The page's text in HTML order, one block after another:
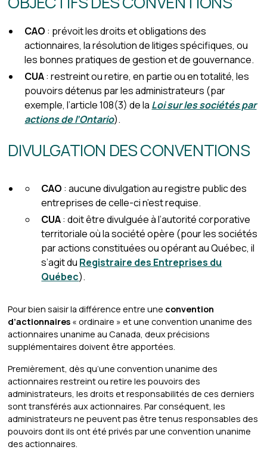
CAO : prévoit les droits et obligations des
actionnaires, la résolution de litiges spécifiques, ou
les bonnes pratiques de gestion et de gouvernance.
CUA: restreint ou retire, en partie ou en totalité, les
pouvoirs détenus par les administrateurs (par
exemple, l’article 108(3) de la Loi sur les sociétés par
actions de l’Ontario).
DIVULGATION DES CONVENTIONS
CAO : aucune divulgation au registre public des
entreprises de celle-ci n’est requise.
CUA: doit être divulguée à l’autorité corporative
territoriale où la société opère (pour les sociétés
par actions constituées ou opérant au Québec, il
s’agit du Registraire des Entreprises du
Québec).
Pour bien saisir la différence entre une convention
d’actionnaires « ordinaire » et une convention unanime des
actionnaires unanime au Canada, deux précisions
supplémentaires doivent être apportées.
Premièrement, dès qu’une convention unanime des
actionnaires restreint ou retire les pouvoirs des
administrateurs, les droits et responsabilités de ces derniers
sont transférés aux actionnaires. Par conséquent, les
administrateurs ne peuvent pas être tenus responsables des
pouvoirs dont ils ont été privés par une convention unanime
des actionnaires.